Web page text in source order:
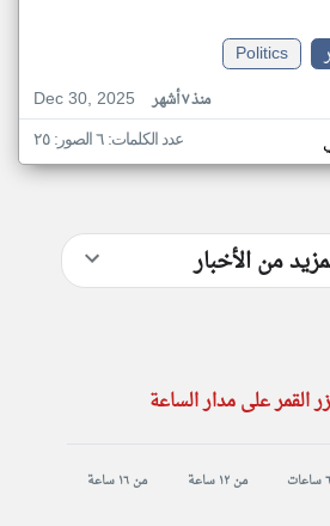
Politics
Dec 30, 2025
منذ ٧ أشهر
عدد الكلمات: ٦ الصور: ٢٥
من الأخبار
القمر على مدار الساعة
من ١٢ ساعة من ١٦ ساعة